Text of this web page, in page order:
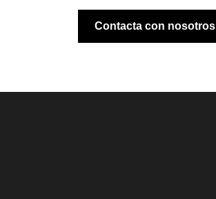
Contacta con nosotros